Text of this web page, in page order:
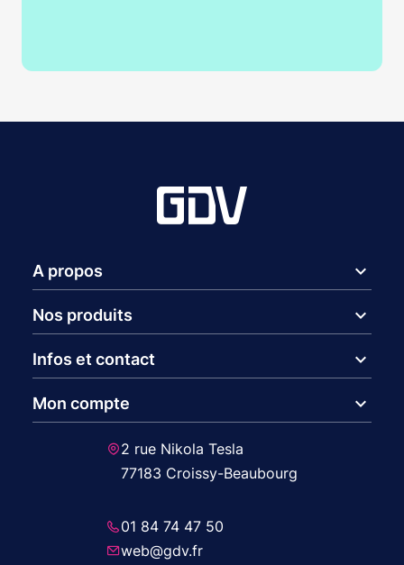
A propos expand_more
Nos produits expand_more
Infos et contact expand_more
Mon compte expand_more
2 rue Nikola Tesla
77183 Croissy-Beaubourg
01 84 74 47 50
web@gdv.fr